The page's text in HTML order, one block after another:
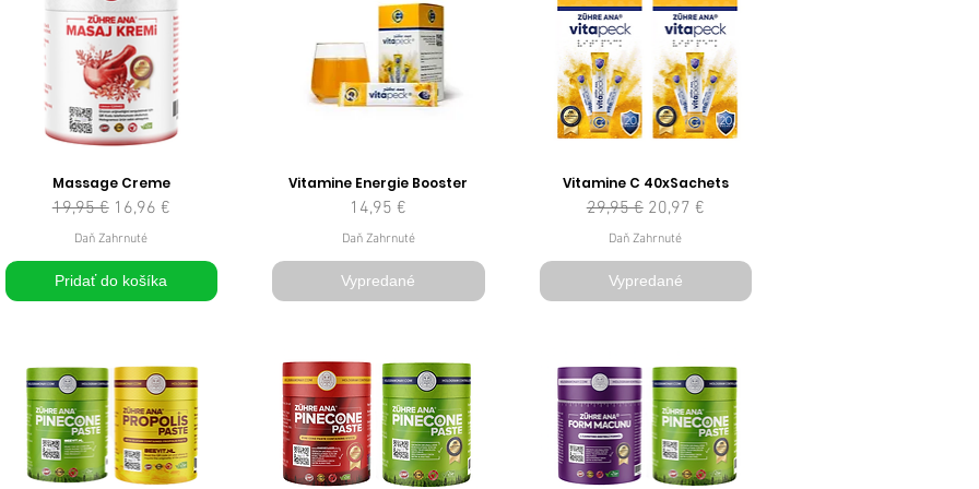
Massage Creme
Normálna cena
19,95 € Zľavnená cena
16,96 €
Daň Zahrnuté
Pridať do košíka
Vitamine Energie Booster
Cena
14,95 €
Daň Zahrnuté
Vypredané
Vitamine C 40xSachets
Normálna cena
29,95 € Zľavnená cena
20,97 €
Daň Zahrnuté
Vypredané